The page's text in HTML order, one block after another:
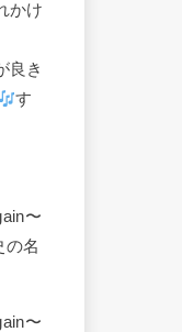
かけ
良き
す
〜
の名
〜